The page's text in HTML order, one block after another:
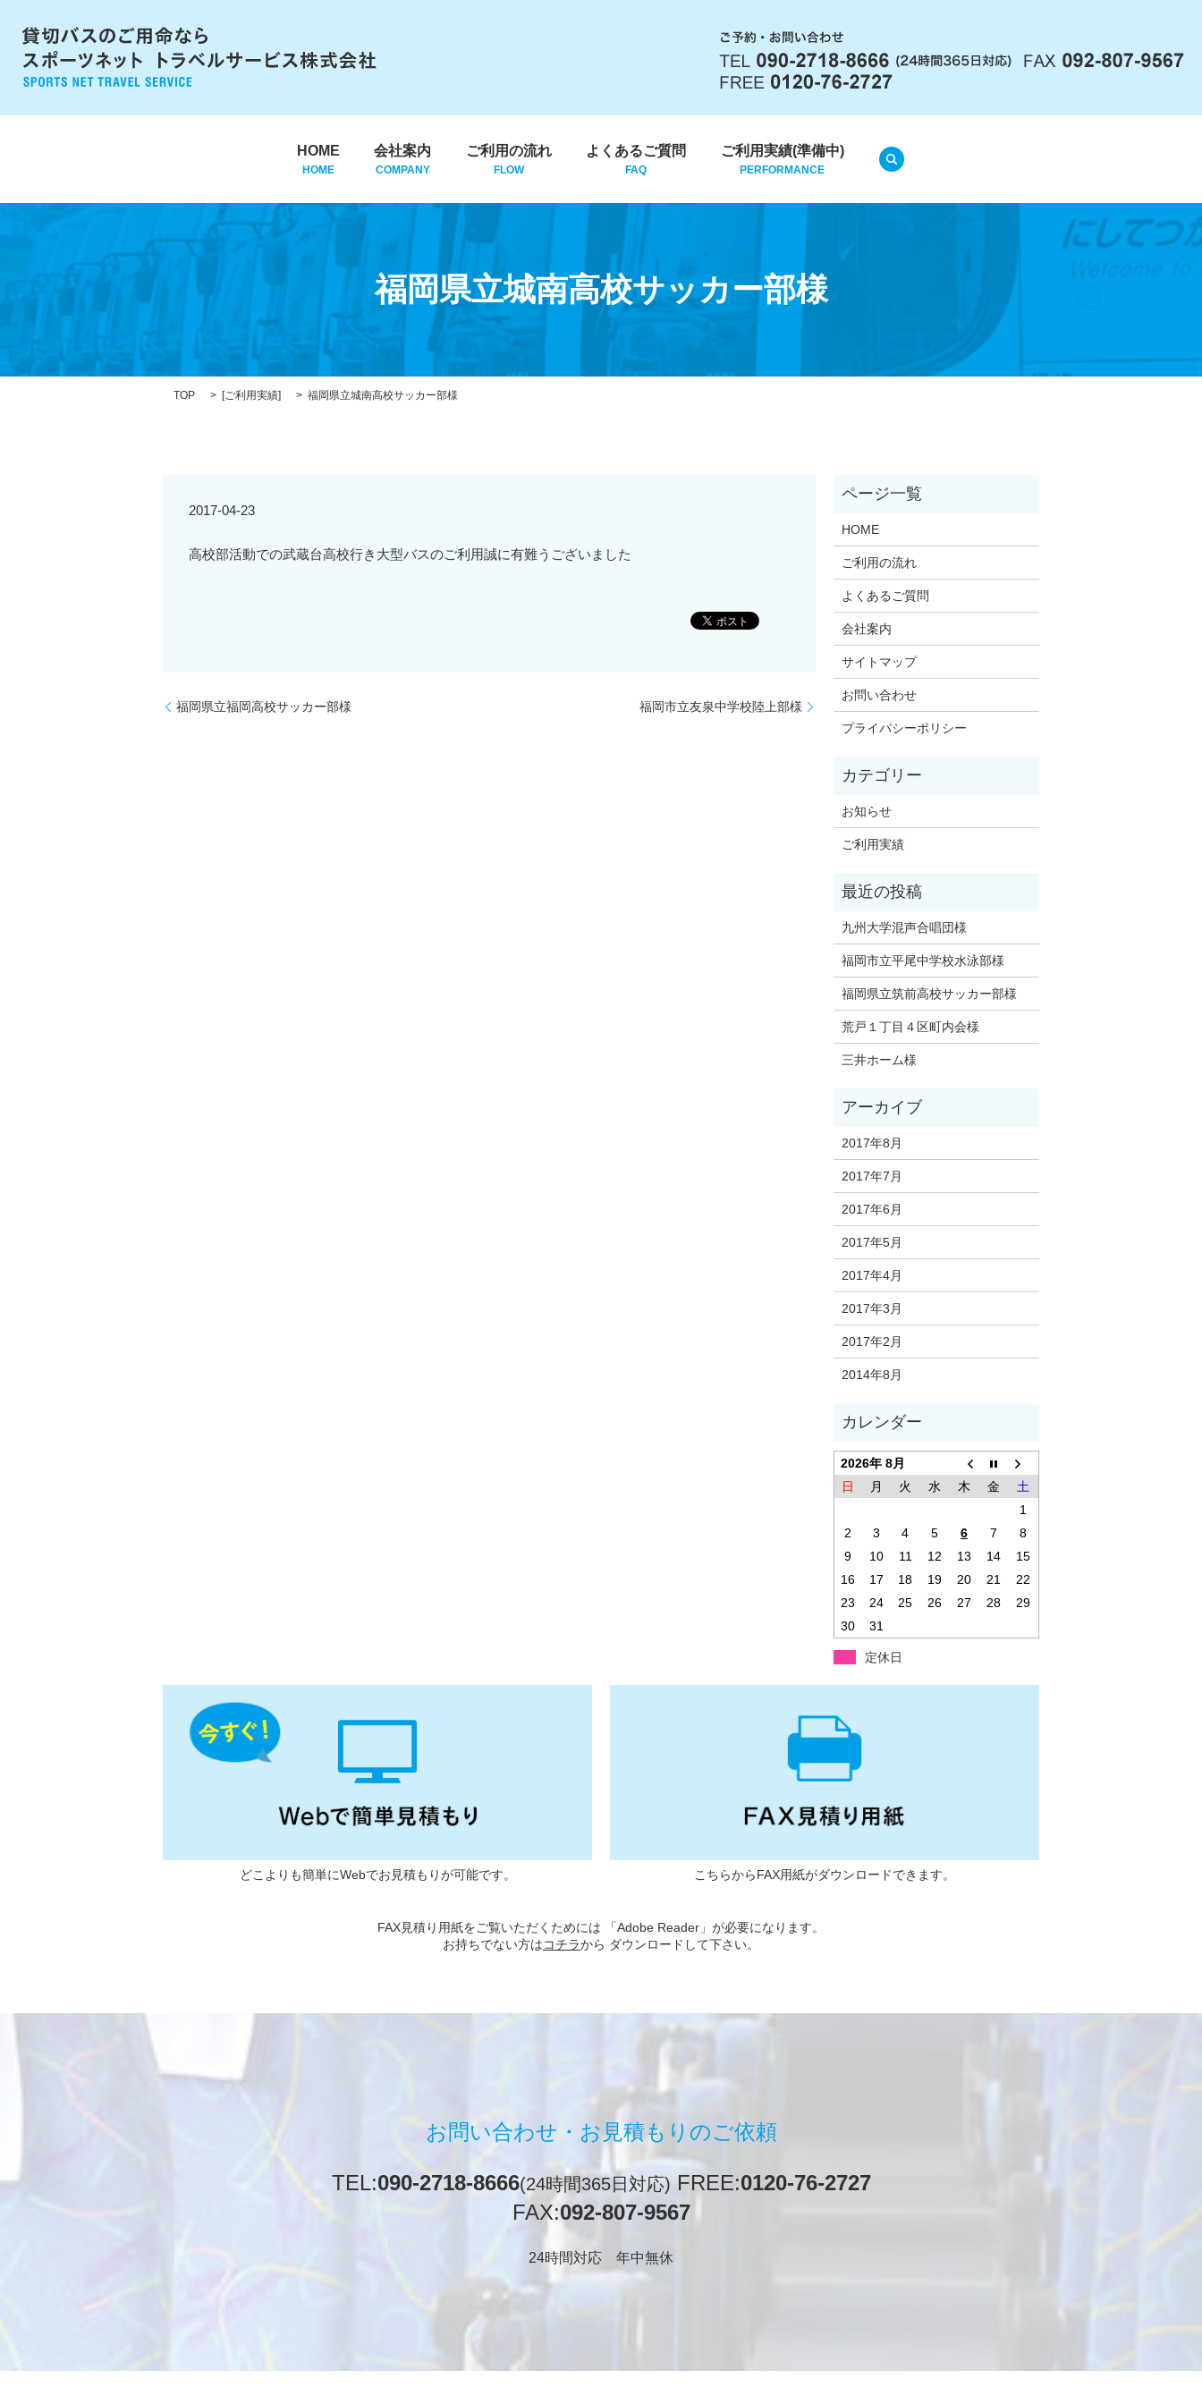
HOME
HOME
会社案内
COMPANY
ご利用の流れ
FLOW
よくあるご質問
FAQ
ご利用実績(準備中)
PERFORMANCE
福岡県立城南高校サッカー部様
TOP [ご利用実績] 福岡県立城南高校サッカー部様
2017-04-23
高校部活動での武蔵台高校行き大型バスのご利用誠に有難うございました
福岡県立福岡高校サッカー部様 福岡市立友泉中学校陸上部様
HOME
ご利用の流れ
よくあるご質問
会社案内
サイトマップ
お問い合わせ
プライバシーポリシー
お知らせ
ご利用実績
九州大学混声合唱団様
福岡市立平尾中学校水泳部様
福岡県立筑前高校サッカー部様
荒戸１丁目４区町内会様
三井ホーム様
2017年8月
2017年7月
2017年6月
2017年5月
2017年4月
2017年3月
2017年2月
2014年8月
2026年 8月
日
月 火 水 木 金
土
1
2
3 4 5 6 7
8
9
10 11 12 13 14
15
16
17 18 19 20 21
22
23
24 25 26 27 28
29
30
31
定休日
どこよりも簡単にWebでお見積もりが可能です。 こちらからFAX用紙がダウンロードできます。
FAX見積り用紙をご覧いただくためには 「Adobe Reader」が必要になります。
お持ちでない方はコチラから ダウンロードして下さい。
お問い合わせ・ お見積もりのご依頼
TEL:090-2718-8666(24時間365日対応) FREE:0120-76-2727
FAX:092-807-9567
24時間対応 年中無休